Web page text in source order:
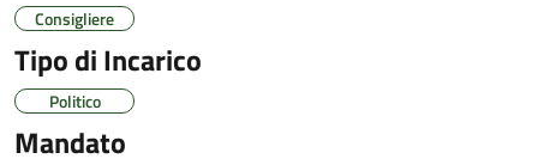
Consigliere
Tipo di Incarico
Politico
Mandato